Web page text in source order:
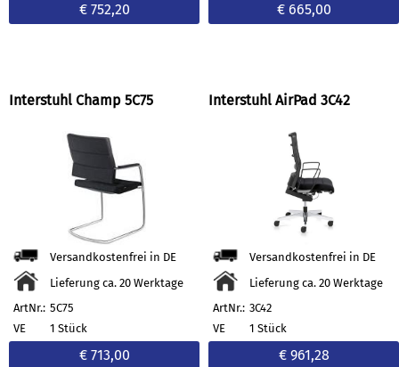
€ 752,20 € 665,00
Interstuhl Champ 5C75
Versandkostenfrei in DE
Lieferung ca. 20 Werktage
ArtNr.: 5C75
VE
1 Stück
€ 713,00
Interstuhl AirPad 3C42
Versandkostenfrei in DE
Lieferung ca. 20 Werktage
ArtNr.: 3C42
VE
1 Stück
€ 961,28